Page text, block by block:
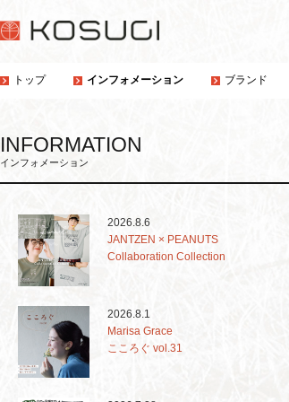
トップ インフォメーション ブランド
INFORMATION
インフォメーション
2026.8.6
JANTZEN × PEANUTS
Collaboration Collection
2026.8.1
Marisa Grace
こころぐ vol.31